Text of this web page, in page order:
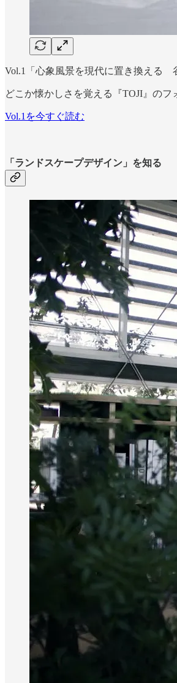
Vol.1「心象風景を現代に置き換える
どこか懐かしさを覚える『TOJI』の
Vol.1を今すぐ読む
「ランドスケープデザイン」を知る